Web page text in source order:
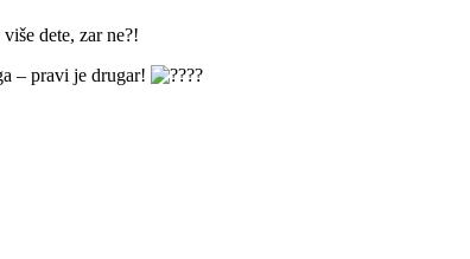
dete, zar ne?!
– pravi je drugar!